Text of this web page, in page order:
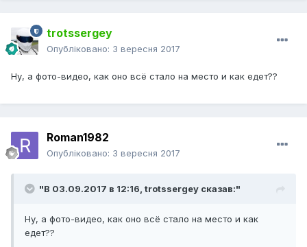
trotssergey
Опубліковано: 3 вересня 2017
Ну, а фото-видео, как оно всё стало на место и как едет??
Roman1982
Опубліковано: 3 вересня 2017
"В 03.09.2017 в 12:16, trotssergey сказав:"
Ну, а фото-видео, как оно всё стало на место и как
едет??